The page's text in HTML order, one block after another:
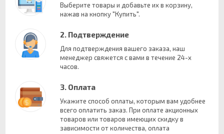
Выберите товары и добавьте их в корзину,
нажав на кнопку "Купить".
2. Подтверждение
Для подтверждения вашего заказа, наш
менеджер свяжется с вами в течение 24-х
часов.
3. Оплата
Укажите способ оплаты, которым вам удобнее
всего оплатить заказ. При оплате акционных
товаров или товаров имеющих скидку в
зависимости от количества, оплата